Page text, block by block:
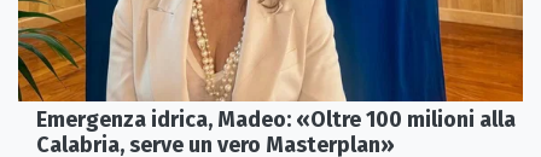
Emergenza idrica, Madeo: «Oltre 100 milioni alla
Calabria, serve un vero Masterplan»